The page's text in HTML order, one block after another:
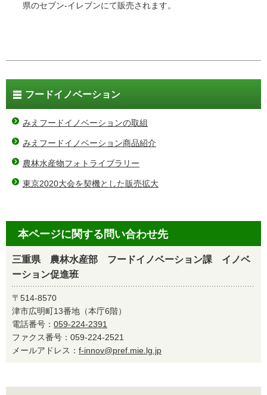
県のセブン‐イレブンにて販売されます。
フードイノベーション
みえフードイノベーションの取組
みえフードイノベーション商品紹介
農林水産物フォトライブラリー
東京2020大会を契機とした販売拡大
本ページに関する問い合わせ先
三重県 農林水産部 フードイノベーション課 イノベ
ーション促進班
〒514-8570
津市広明町13番地（本庁6階）
電話番号： 059-224-2391
ファクス番号：059-224-2521
メールアドレス： f-innov@pref.mie.lg.jp